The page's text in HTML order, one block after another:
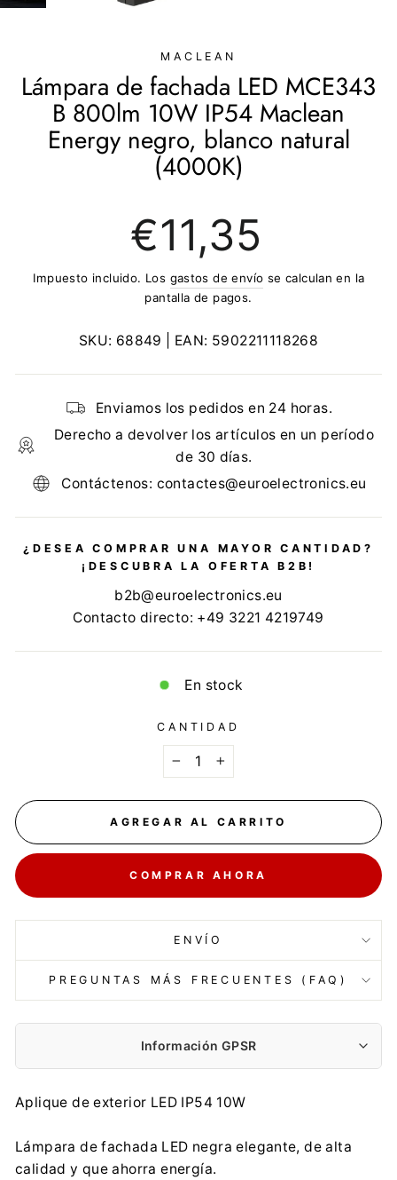
MACLEAN
Lámpara de fachada LED MCE343
B 800lm 10W IP54 Maclean
Energy negro, blanco natural
(4000K)
regular
€11,35
Impuesto incluido. Los gastos de envío se calculan en la
pantalla de pagos.
SKU: 68849 | EAN: 5902211118268
Enviamos los pedidos en 24 horas.
Derecho a devolver los artículos en un período
de 30 días.
Contáctenos: contactes@euroelectronics.eu
¿DESEA COMPRAR UNA MAYOR CANTIDAD?
¡DESCUBRA LA OFERTA B2B!
b2b@euroelectronics.eu
Contacto directo: +49 3221 4219749
En stock
CANTIDAD
+
AGREGAR AL CARRITO
COMPRAR AHORA
ENVÍO
PREGUNTAS MÁS FRECUENTES (FAQ)
Información GPSR
Fabricante:
Centrumelektroniki.EU Sp. z o.o.
contact@centrumelektroniki.pl
+48 32 284 72 22
Aplique de exterior LED IP54 10W
Lámpara de fachada LED negra elegante, de alta
calidad y que ahorra energía.